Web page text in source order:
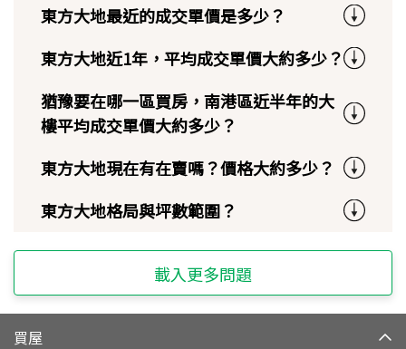
東方大地最近的成交單價是多少？
東方大地近1年，平均成交單價大約多少？
猶豫要在哪一區買房，南港區近半年的大
樓平均成交單價大約多少？
東方大地現在有在賣嗎？價格大約多少？
東方大地格局與坪數範圍？
載入更多問題
買屋